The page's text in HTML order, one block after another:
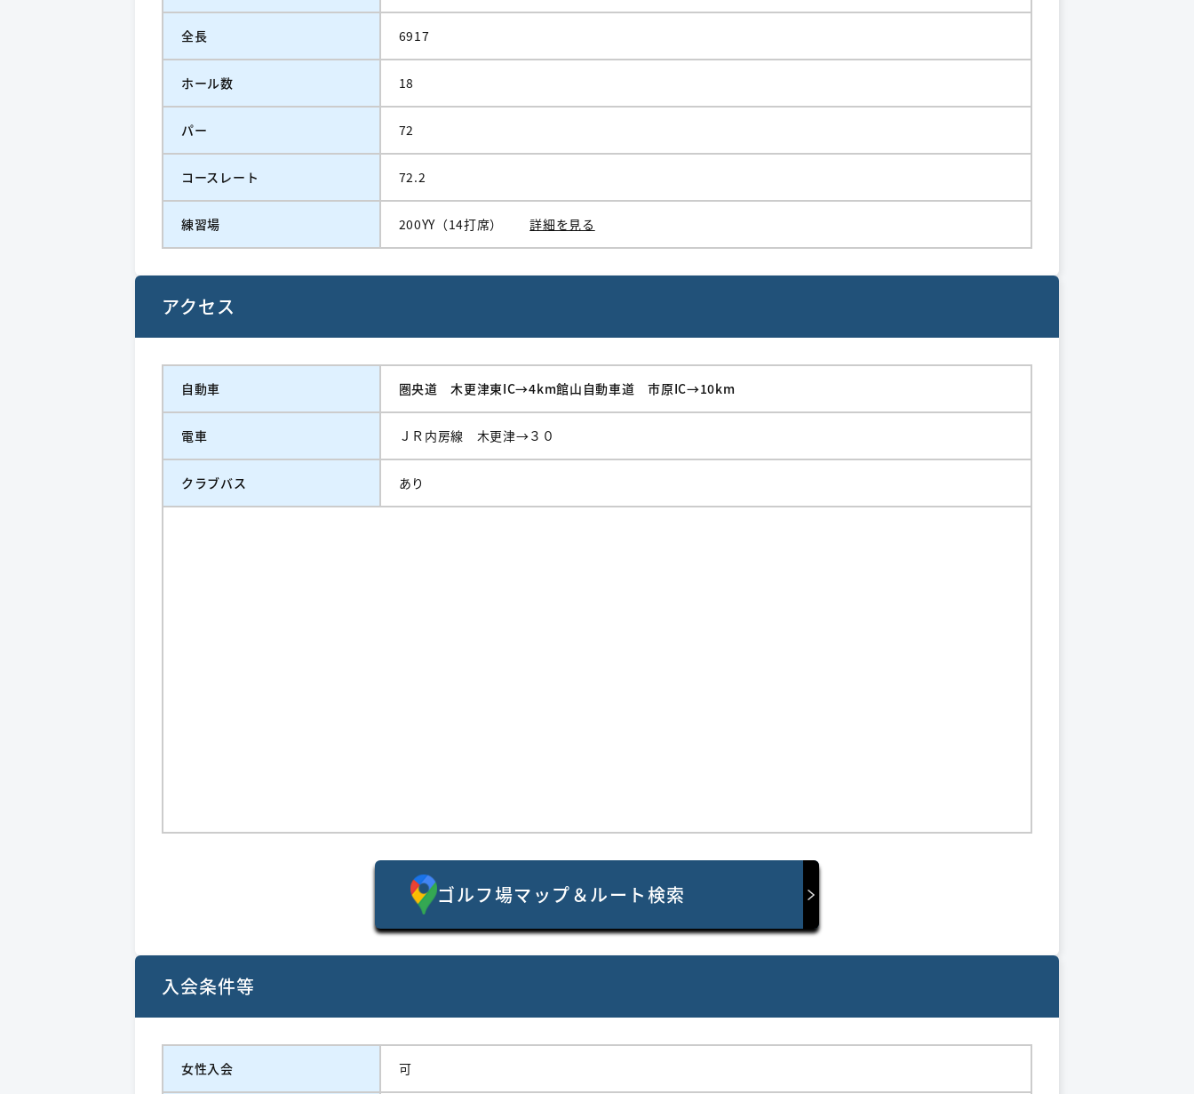
全長 6917
ホール数 18
パー 72
コースレート 72.2
練習場 200YY（14打席） 詳細を見る
アクセス
自動車 圏央道 木更津東IC→4km館山自動車道 市原IC→10km
電車 ＪＲ内房線 木更津→３０
クラブバス あり
ゴルフ場マップ＆ルート検索
入会条件等
女性入会 可